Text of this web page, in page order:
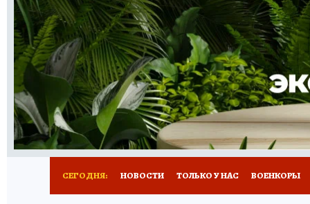
КНИЖНАЯ ПОЛКА ПРОГНОЗЫ НА СПОРТ
ПРЕСС-ЦЕНТР НЕДВИЖИМОСТЬ
РАДИО КП РЕКЛАМА ТЕСТЫ НОВОЕ
СЕГОДНЯ: НОВОСТИ ТОЛЬКО У НАС ВОЕНКОРЫ